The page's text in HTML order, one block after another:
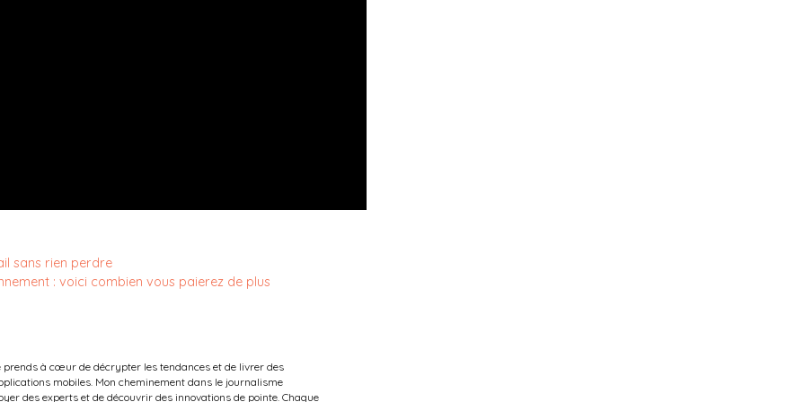
sans rien perdre
: voici combien vous paierez de plus
à cœur de décrypter les tendances et de livrer des
mobiles. Mon cheminement dans le journalisme
des experts et de découvrir des innovations de pointe. Chaque